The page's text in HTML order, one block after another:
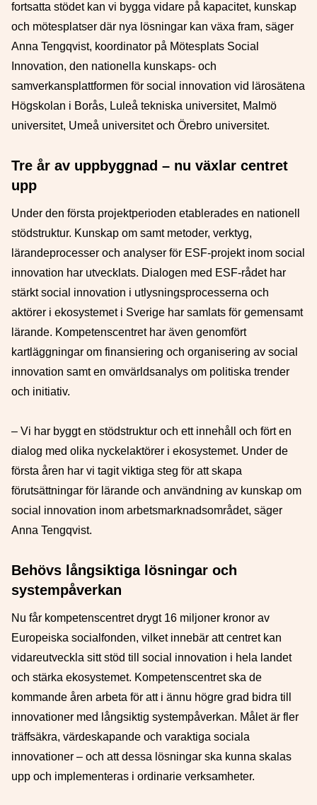
fortsatta stödet kan vi bygga vidare på kapacitet, kunskap
och mötesplatser där nya lösningar kan växa fram, säger
Anna Tengqvist, koordinator på Mötesplats Social
Innovation, den nationella kunskaps- och
samverkansplattformen för social innovation vid lärosätena
Högskolan i Borås, Luleå tekniska universitet, Malmö
universitet, Umeå universitet och Örebro universitet.
Tre år av uppbyggnad – nu växlar centret
upp
Under den första projektperioden etablerades en nationell
stödstruktur. Kunskap om samt metoder, verktyg,
lärandeprocesser och analyser för ESF-projekt inom social
innovation har utvecklats. Dialogen med ESF-rådet har
stärkt social innovation i utlysningsprocesserna och
aktörer i ekosystemet i Sverige har samlats för gemensamt
lärande. Kompetenscentret har även genomfört
kartläggningar om finansiering och organisering av social
innovation samt en omvärldsanalys om politiska trender
och initiativ.
– Vi har byggt en stödstruktur och ett innehåll och fört en
dialog med olika nyckelaktörer i ekosystemet. Under de
första åren har vi tagit viktiga steg för att skapa
förutsättningar för lärande och användning av kunskap om
social innovation inom arbetsmarknadsområdet, säger
Anna Tengqvist.
Behövs långsiktiga lösningar och
systempåverkan
Nu får kompetenscentret drygt 16 miljoner kronor av
Europeiska socialfonden, vilket innebär att centret kan
vidareutveckla sitt stöd till social innovation i hela landet
och stärka ekosystemet. Kompetenscentret ska de
kommande åren arbeta för att i ännu högre grad bidra till
innovationer med långsiktig systempåverkan. Målet är fler
träffsäkra, värdeskapande och varaktiga sociala
innovationer – och att dessa lösningar ska kunna skalas
upp och implementeras i ordinarie verksamheter.